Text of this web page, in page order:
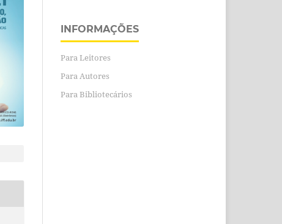
INFORMAÇÕES
Para Leitores
Para Autores
Para Bibliotecários